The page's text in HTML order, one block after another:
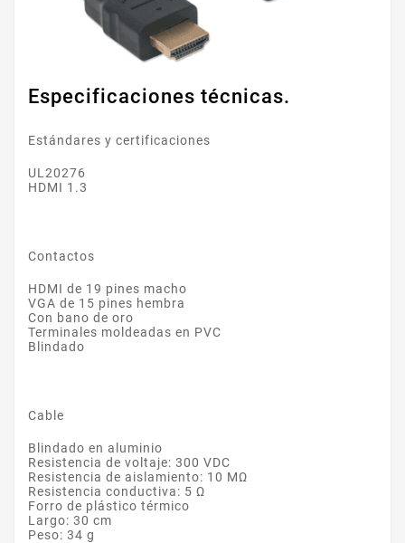
Especificaciones técnicas.
Estándares y certificaciones
UL20276
HDMI 1.3
Contactos
HDMI de 19 pines macho
VGA de 15 pines hembra
Con bano de oro
Terminales moldeadas en PVC
Blindado
Cable
Blindado en aluminio
Resistencia de voltaje: 300 VDC
Resistencia de aislamiento: 10 MΩ
Resistencia conductiva: 5 Ω
Forro de plástico térmico
Largo: 30 cm
Peso: 34 g